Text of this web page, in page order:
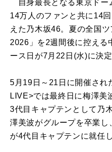
自身最長となる東京ドー
14万人のファンと共に14
えた乃木坂46。夏の全国
2026」を2週間後に控える
ース日が7月22日(水)に決定
5月19日～21日に開催さ
LIVE>では最終日に梅澤美
3代目キャプテンとして乃
澤美波がグループを卒業し
が4代目キャプテンに就任し